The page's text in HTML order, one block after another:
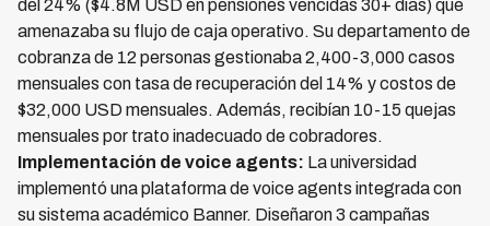
del 24% ($4.8M USD en pensiones vencidas 30+ días) que
amenazaba su flujo de caja operativo. Su departamento de
cobranza de 12 personas gestionaba 2,400-3,000 casos
mensuales con tasa de recuperación del 14% y costos de
$32,000 USD mensuales. Además, recibían 10-15 quejas
mensuales por trato inadecuado de cobradores.
Implementación de voice agents: La universidad
implementó una plataforma de voice agents integrada con
su sistema académico Banner. Diseñaron 3 campañas